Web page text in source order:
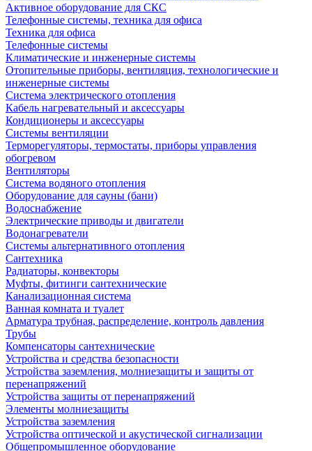
Активное оборудование для СКС
Телефонные системы, техника для офиса
Техника для офиса
Телефонные системы
Климатические и инженерные системы
Отопительные приборы, вентиляция, технологические и
инженерные системы
Система электрического отопления
Кабель нагревательный и аксессуары
Кондиционеры и аксессуары
Системы вентиляции
Терморегуляторы, термостаты, приборы управления
обогревом
Вентиляторы
Система водяного отопления
Оборудование для сауны (бани)
Водоснабжение
Электрические приводы и двигатели
Водонагреватели
Системы альтернативного отопления
Сантехника
Радиаторы, конвекторы
Муфты, фитинги сантехнические
Канализационная система
Ванная комната и туалет
Арматура трубная, распределение, контроль давления
Трубы
Компенсаторы сантехнические
Устройства и средства безопасности
Устройства заземления, молниезащиты и защиты от
перенапряжений
Устройства защиты от перенапряжений
Элементы молниезащиты
Устройства заземления
Устройства оптической и акустической сигнализации
Общепромышленное оборудование